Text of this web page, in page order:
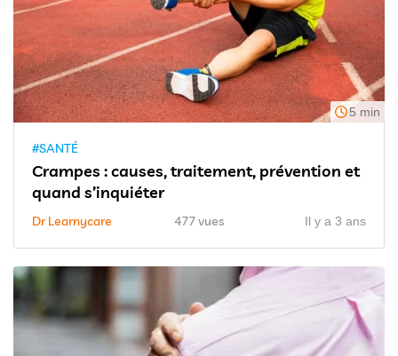
5 min
#SANTÉ
Crampes : causes, traitement, prévention et
quand s’inquiéter
Dr Learnycare 477 vues Il y a 3 ans